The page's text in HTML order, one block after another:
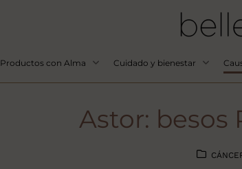
Productos con Alma Cuidado y bienestar
Astor: besos